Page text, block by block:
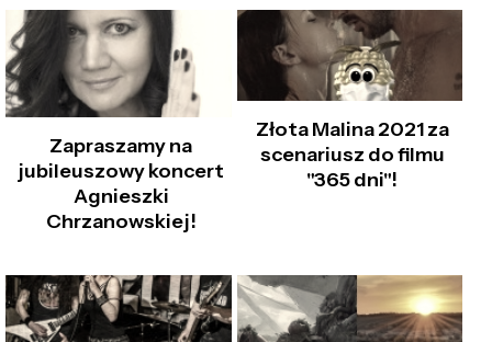
Zapraszamy na
jubileuszowy koncert
Agnieszki
Chrzanowskiej!
Złota Malina 2021 za
scenariusz do filmu
"365 dni"!